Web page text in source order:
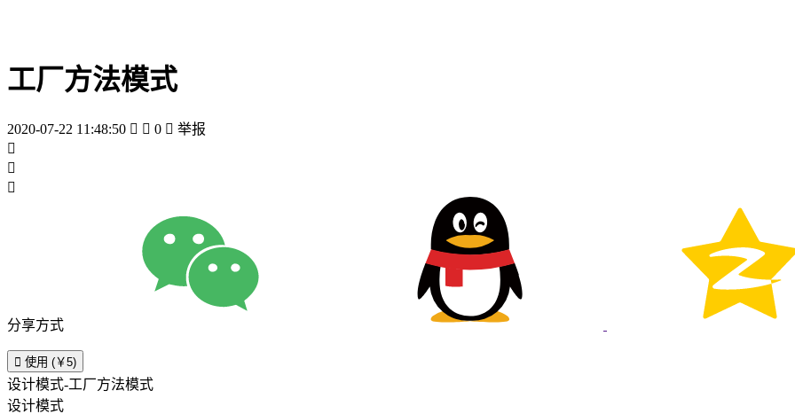
工厂方法模式
2020-07-22 11:48:50   0  举报



分享方式
 使用 (￥5)
设计模式-工厂方法模式
设计模式